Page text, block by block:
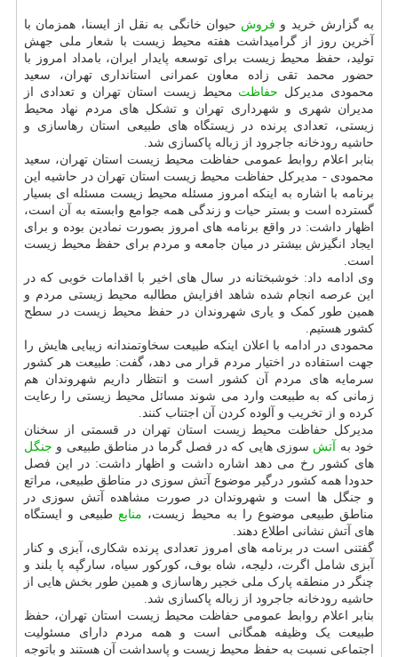
به گزارش خرید و فروش حیوان خانگی به نقل از ایسنا، همزمان با
آخرین روز از گرامیداشت هفته محیط زیست با شعار ملی جهش
تولید، حفظ محیط زیست برای توسعه پایدار ایران، بامداد امروز با
حضور محمد تقی زاده معاون عمرانی استانداری تهران، سعید
محمودی مدیرکل حفاظت محیط زیست استان تهران و تعدادی از
مدیران شهری و شهرداری تهران و تشکل های مردم نهاد محیط
زیستی، تعدادی پرنده در زیستگاه های طبیعی استان رهاسازی و
حاشیه رودخانه جاجرود از زباله پاکسازی شد.
بنابر اعلام روابط عمومی حفاظت محیط زیست استان تهران، سعید
محمودی - مدیرکل حفاظت محیط زیست استان تهران در حاشیه این
برنامه با اشاره به اینکه امروز مسئله محیط زیست مسئله ای بسیار
گسترده است و بستر حیات و زندگی همه جوامع وابسته به آن است،
اظهار داشت: در واقع برنامه های امروز بصورت نمادین بوده و برای
ایجاد انگیزش بیشتر در میان جامعه و مردم برای حفظ محیط زیست
است.
وی ادامه داد: خوشبختانه در سال های اخیر با اقدامات خوبی که در
این عرصه انجام شده شاهد افزایش مطالبه محیط زیستی مردم و
همین طور کمک و یاری شهروندان در حفظ محیط زیست در سطح
کشور هستیم.
محمودی در ادامه با اعلان اینکه طبیعت سخاوتمندانه زیبایی هایش را
جهت استفاده در اختیار مردم قرار می دهد، گفت: طبیعت هر کشور
سرمایه های مردم آن کشور است و انتظار داریم شهروندان هم
زمانی که به طبیعت وارد می شوند مسائل محیط زیستی را رعایت
کرده و از تخریب و آلوده کردن آن اجتناب کنند.
مدیرکل حفاظت محیط زیست استان تهران در قسمتی از سخنان
خود به آتش سوزی هایی که در فصل گرما در مناطق طبیعی و جنگل
های کشور رخ می دهد اشاره داشت و اظهار داشت: در این فصل
حدودا همه کشور درگیر موضوع آتش سوزی در مناطق طبیعی، مراتع
و جنگل ها است و شهروندان در صورت مشاهده آتش سوزی در
مناطق طبیعی موضوع را به محیط زیست، منابع طبیعی و ایستگاه
های آتش نشانی اطلاع دهند.
گفتنی است در برنامه های امروز تعدادی پرنده شکاری، آبزی و کنار
آبزی شامل اگرت، دلیجه، شاه بوف، کورکور سیاه، سارگپه پا بلند و
چنگر در منطقه پارک ملی خجیر رهاسازی و همین طور بخش هایی از
حاشیه رودخانه جاجرود از زباله پاکسازی شد.
بنابر اعلام روابط عمومی حفاظت محیط زیست استان تهران، حفظ
طبیعت یک وظیفه همگانی است و همه مردم دارای مسئولیت
اجتماعی نسبت به حفظ محیط زیست و پاسداشت آن هستند و باتوجه